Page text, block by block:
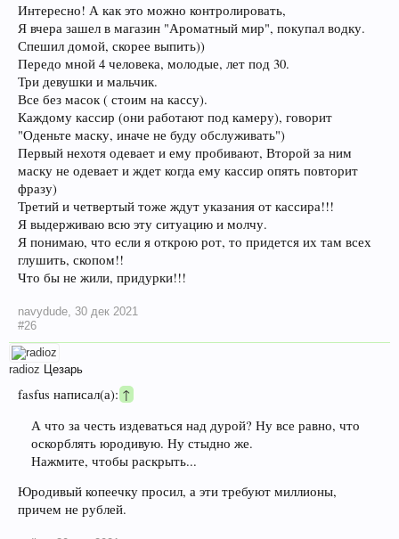
Интересно! А как это можно контролировать,
Я вчера зашел в магазин "Ароматный мир", покупал водку.
Спешил домой, скорее выпить))
Передо мной 4 человека, молодые, лет под 30.
Три девушки и мальчик.
Все без масок ( стоим на кассу).
Каждому кассир (они работают под камеру), говорит
"Оденьте маску, иначе не буду обслуживать")
Первый нехотя одевает и ему пробивают, Второй за ним
маску не одевает и ждет когда ему кассир опять повторит
фразу)
Третий и четвертый тоже ждут указания от кассира!!!
Я выдерживаю всю эту ситуацию и молчу.
Я понимаю, что если я открою рот, то придется их там всех
глушить, скопом!!
Что бы не жили, придурки!!!
navydude 30 дек 2021
#26
radioz Цезарь
fasfus написал(а):↑
А что за честь издеваться над дурой? Ну все равно, что
оскорблять юродивую. Ну стыдно же.
Нажмите, чтобы раскрыть...
Юродивый копеечку просил, а эти требуют миллионы,
причем не рублей.